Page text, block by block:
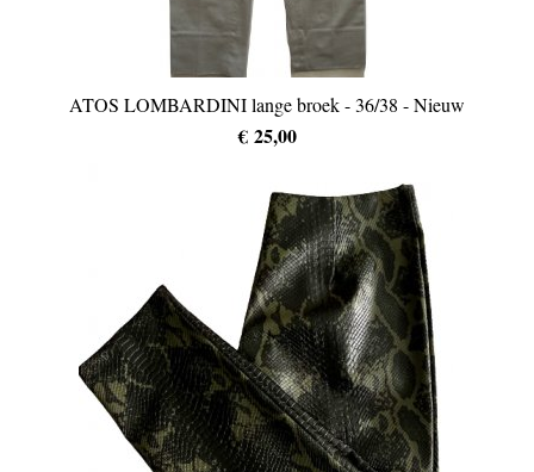
ATOS LOMBARDINI lange broek - 36/38 - Nieuw
€ 25,00